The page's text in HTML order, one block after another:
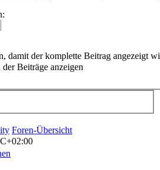
damit der komplette Beitrag angezeigt
der Beiträge anzeigen
Foren-Übersicht